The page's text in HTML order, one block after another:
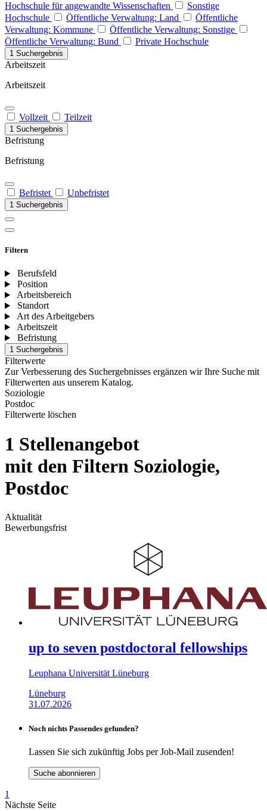
Hochschule für angewandte Wissenschaften
Sonstige
Hochschule
Öffentliche Verwaltung: Land
Öffentliche
Verwaltung: Kommune
Öffentliche Verwaltung: Sonstige
Öffentliche Verwaltung: Bund
Private Hochschule
1 Suchergebnis
Arbeitszeit
Arbeitszeit
Vollzeit Teilzeit
1 Suchergebnis
Befristung
Befristung
Befristet Unbefristet
1 Suchergebnis
Filtern
Berufsfeld
Position
Arbeitsbereich
Standort
Art des Arbeitgebers
Arbeitszeit
Befristung
1 Suchergebnis
Filterwerte
Zur Verbesserung des Suchergebnisses ergänzen wir Ihre Suche mit
Filterwerten aus unserem Katalog.
Soziologie
Postdoc
Filterwerte löschen
1 Stellenangebot
mit den Filtern Soziologie,
Postdoc
Aktualität
Bewerbungsfrist
up to seven postdoctoral fellowships
Leuphana Universität Lüneburg
Lüneburg
31.07.2026
Noch nichts Passendes gefunden?
Lassen Sie sich zukünftig Jobs per Job-Mail zusenden!
Suche abonnieren
1
Nächste Seite